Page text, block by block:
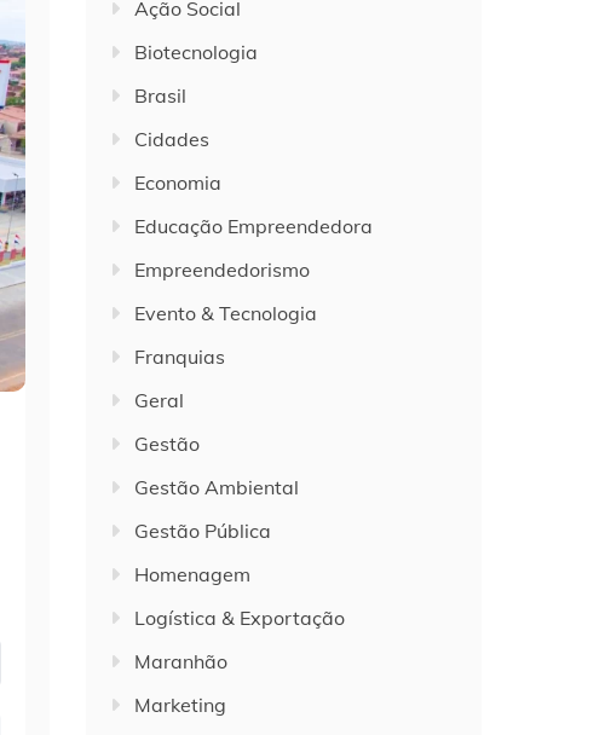
Ação Social
Biotecnologia
Brasil
Cidades
Economia
Educação Empreendedora
Empreendedorismo
Evento & Tecnologia
Franquias
Geral
Gestão
Gestão Ambiental
Gestão Pública
Homenagem
Logística & Exportação
Maranhão
Marketing